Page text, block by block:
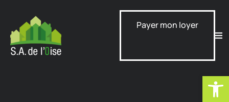
Ouvrir
Payer mon loyer